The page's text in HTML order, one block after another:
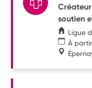
soutien
Ligue
À